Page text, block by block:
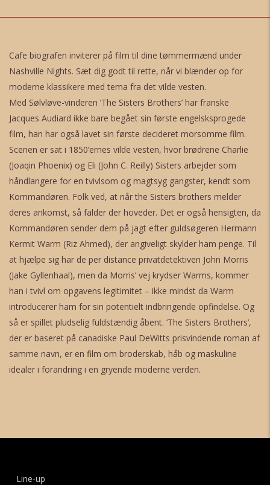
Cafe biografen inviterer på film til dine tømmermænd under
Nashville Nights. Sæt dig godt til rette, når vi blænder op for
moderne klassikere med tema fra det vilde vesten.
Med Sølvløve-vinderen ’The Sisters Brothers’ har franske
Jacques Audiard ikke bare begået sin første engelsksprogede
film, han har også lavet sin første decideret morsomme film.
Scenen er sat i 1850’ernes vilde vesten, hvor brødrene Charlie
(Joaqin Phoenix) og Eli (John C. Reilly) Sisters arbejder som
håndlangere for en tvivlsom og magtsyg gangster, kendt som
Kommandøren. Folk ved, at når the Sisters brothers melder
deres ankomst, så falder der hoveder. Det er også hensigten, da
Kommandøren sender dem på jagt efter guldsøgeren Hermann
Kermit Warm (Riz Ahmed), der angiveligt skylder ham penge. Til
at hjælpe sig har de per distance privatdetektiven John Morris
(Jake Gyllenhaal), men da Morris’ vej krydser Warms, kommer
han i tvivl om opgavens legitimitet – ikke mindst da Warm
introducerer ham for sin potentielt indbringende opfindelse. Og
så er spillet pludselig fuldstændig åbent. ’The Sisters Brothers’,
der er baseret på canadiske Paul DeWitts prisvindende roman af
samme navn, er en film om broderskab, håb og maskuline
idealer i forandring i en gryende moderne verden.
Line-up